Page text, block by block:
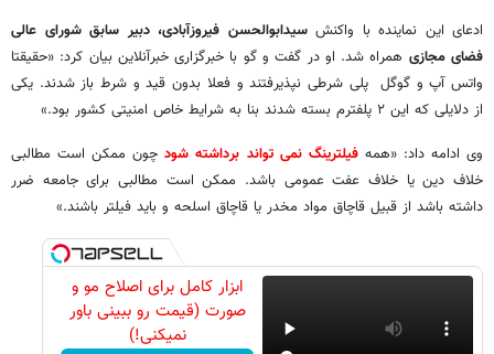
ادعای این نماینده با واکنشسیدابوالحسن فیروزآبادی، دبیر سابق شورای عالی
فضای مجازی همراه شد. او در گفت و گو با خبرگزاری خبرآنلاین بیان کرد: «حقیقتا
واتس آپ و گوگل پلی شرطی نپذیرفتند و فعلا بدون قید و شرط باز شدند. یکی
از دلایلی که این ۲ پلفترم بسته شدند بنا به شرایط خاص امنیتی کشور بود.»
وی ادامه داد: «همهفیلترینگ نمی تواند برداشته شودچون ممکن است مطالبی
خلاف دین یا خلاف عفت عمومی باشد. ممکن است مطالبی برای جامعه ضرر
داشته باشد از قبیل قاچاق مواد مخدر یا قاچاق اسلحه و باید فیلتر باشند.»
ابزار کامل برای اصلاح مو و
صورت (قیمت رو ببینی باور
نمیکنی!)